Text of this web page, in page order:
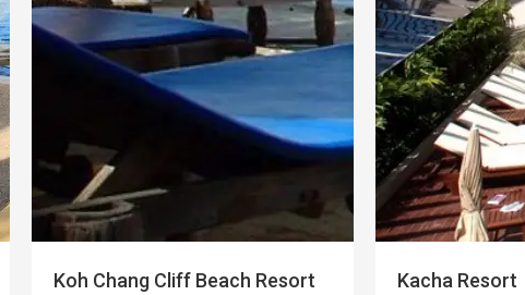
Koh Chang Cliff Beach Resort Kacha Resort